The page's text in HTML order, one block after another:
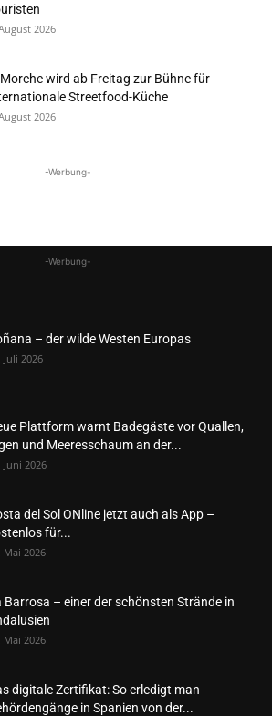
2026
Morche wird ab Freitag zur Bühne für
Streetfood-Küche
2026
-Werbung-
-Werbung-
– der wilde Westen Europas
Juli 2026
Plattform warnt Badegäste vor Quallen,
und Meeresschaum an der...
Juni 2026
del Sol ONline jetzt auch als App –
für...
Mai 2026
Barrosa – einer der schönsten Strände in
Mai 2026
digitale Zertifikat: So erledigt man
in Spanien von der...